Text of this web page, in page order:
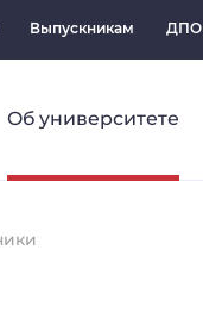
Выпускникам ДПО
Об университете